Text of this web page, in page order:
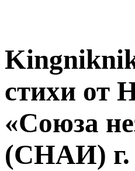
Kingniknik
стихи от
«Союза
(СНАИ)